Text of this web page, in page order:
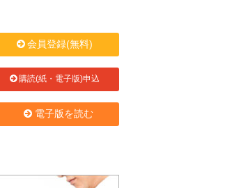
会員登録(無料)
購読(紙・電子版)申込
電子版を読む